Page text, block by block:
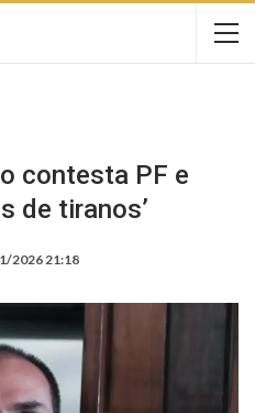
contesta PF e
de tiranos’
2026 21:18